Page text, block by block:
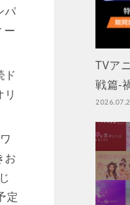
パ
ー
ド
お
定
TVア
戦篇-